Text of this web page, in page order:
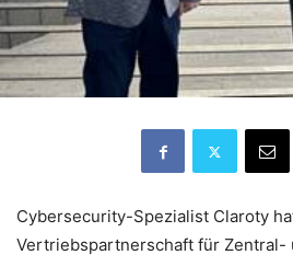
Cybersecurity-Spezialist Claroty
Vertriebspartnerschaft für Zentral-